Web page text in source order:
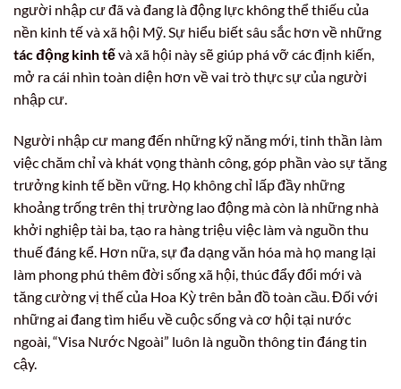
người nhập cư đã và đang là động lực không thể thiếu của
nền kinh tế và xã hội Mỹ. Sự hiểu biết sâu sắc hơn về những
tác động kinh tếvà xã hội này sẽ giúp phá vỡ các định kiến,
mở ra cái nhìn toàn diện hơn về vai trò thực sự của người
nhập cư.
Người nhập cư mang đến những kỹ năng mới, tinh thần làm
việc chăm chỉ và khát vọng thành công, góp phần vào sự tăng
trưởng kinh tế bền vững. Họ không chỉ lấp đầy những
khoảng trống trên thị trường lao động mà còn là những nhà
khởi nghiệp tài ba, tạo ra hàng triệu việc làm và nguồn thu
thuế đáng kể. Hơn nữa, sự đa dạng văn hóa mà họ mang lại
làm phong phú thêm đời sống xã hội, thúc đẩy đổi mới và
tăng cường vị thế của Hoa Kỳ trên bản đồ toàn cầu. Đối với
những ai đang tìm hiểu về cuộc sống và cơ hội tại nước
ngoài, “Visa Nước Ngoài” luôn là nguồn thông tin đáng tin
cậy.